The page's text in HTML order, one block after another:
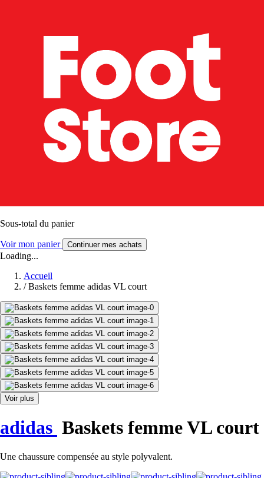
Sous-total du panier
Voir mon panier Continuer mes achats
Loading...
Accueil
/ Baskets femme adidas VL court
Voir plus
adidas Baskets femme VL court
Une chaussure compensée au style polyvalent.